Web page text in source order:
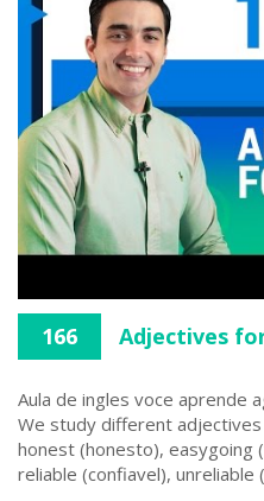
166 Adjectives
Aula de ingles voce aprende
We study different
honest (honesto), easygoing
reliable (confiavel), unreliable